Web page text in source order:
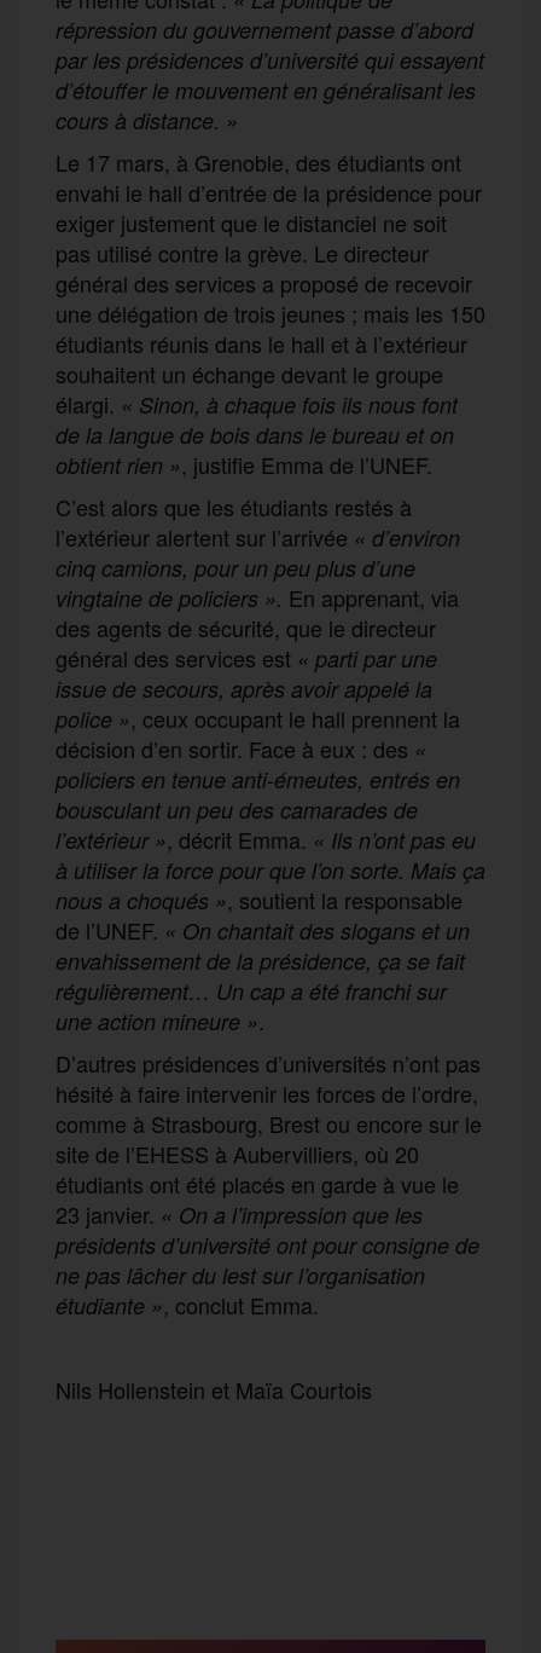
répression du gouvernement passe d’abord
par les présidences d’université qui essayent
d’étouffer le mouvement en généralisant les
cours à distance. »
Le 17 mars, à Grenoble, des étudiants ont
envahi le hall d’entrée de la présidence pour
exiger justement que le distanciel ne soit
pas utilisé contre la grève. Le directeur
général des services a proposé de recevoir
une délégation de trois jeunes ; mais les 150
étudiants réunis dans le hall et à l’extérieur
souhaitent un échange devant le groupe
élargi. « Sinon, à chaque fois ils nous font
de la langue de bois dans le bureau et on
obtient rien », justifie Emma de l’UNEF.
C’est alors que les étudiants restés à
l’extérieur alertent sur l’arrivée « d’environ
cinq camions, pour un peu plus d’une
vingtaine de policiers ». En apprenant, via
des agents de sécurité, que le directeur
général des services est « parti par une
issue de secours, après avoir appelé la
police », ceux occupant le hall prennent la
décision d’en sortir. Face à eux : des «
policiers en tenue anti-émeutes, entrés en
bousculant un peu des camarades de
l’extérieur », décrit Emma. « Ils n’ont pas eu
à utiliser la force pour que l’on sorte. Mais ça
nous a choqués », soutient la responsable
de l’UNEF. « On chantait des slogans et un
envahissement de la présidence, ça se fait
régulièrement… Un cap a été franchi sur
une action mineure ».
D’autres présidences d’universités n’ont pas
hésité à faire intervenir les forces de l’ordre,
comme à Strasbourg, Brest ou encore sur le
site de l’EHESS à Aubervilliers, où 20
étudiants ont été placés en garde à vue le
23 janvier. « On a l’impression que les
présidents d’université ont pour consigne de
ne pas lâcher du lest sur l’organisation
étudiante », conclut Emma.
Nils Hollenstein et Maïa Courtois